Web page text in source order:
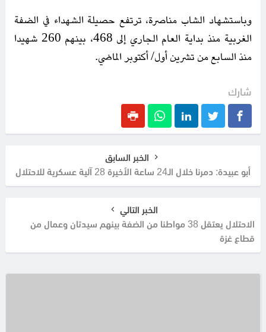
وباستشهاد الشاب مناصرة، ترتفع حصيلة الشهداء في الضفة
الغربية منذ بداية العام الجاري إلى 468، بينهم 260 شهيدا
منذ السابع من تشرين أول/ أكتوبر الماضي.
شارك
الخبر السابق
أبو عبيدة: دمرنا خلال الـ24 ساعة الأخيرة 28 آلية عسكرية للاحتلال
الخبر التالي
الاحتلال يعتقل 38 مواطنا من الضفة بينهم سيدتان وعمال من
قطاع غزة